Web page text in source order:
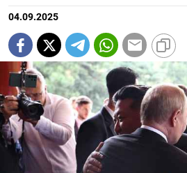
04.09.2025